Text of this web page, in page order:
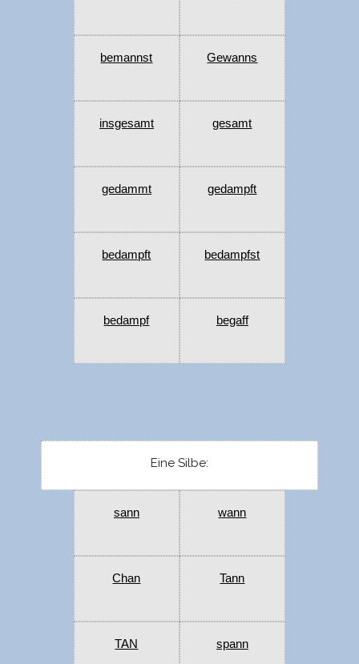
bemannst Gewanns
insgesamt gesamt
gedammt gedampft
bedampft bedampfst
bedampf begaff
Eine Silbe:
sann wann
Chan Tann
TAN spann